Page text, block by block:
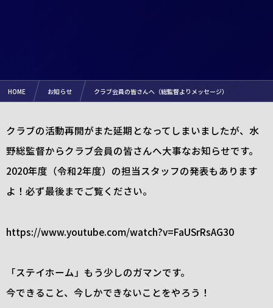
HOME お知らせ クラブ会員の皆さんへ（総監督よりメッセージ）
クラブの活動再開がまた延期となってしまいましたが、水
野総監督からクラブ会員の皆さんへ大事なお知らせです。
2020年度（令和2年度）の担当スタッフの発表もあります
よ！必ず最後までご覧ください。
https://www.youtube.com/watch?v=FaUSrRsAG30
「ステイホーム」もう少しのガマンです。
今できること、今しかできないことをやろう！